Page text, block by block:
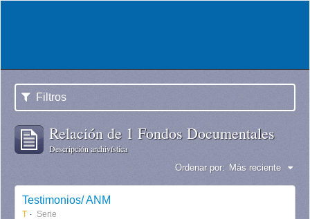
Filtros
Relación de 1 Fondos Documentales
Descripción archivística
Ordenar por: Más reciente
Testimonios/ ANM
T Serie